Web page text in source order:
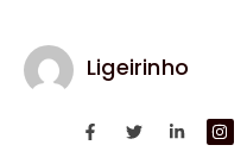
Ligeirinho